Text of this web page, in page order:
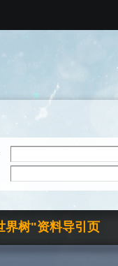
界树"资料导引页